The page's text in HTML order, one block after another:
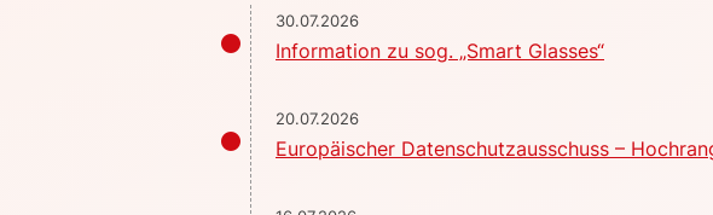
30.07.2026
Information zu sog. „Smart Glasses“
20.07.2026
Europäischer Datenschutzausschuss –